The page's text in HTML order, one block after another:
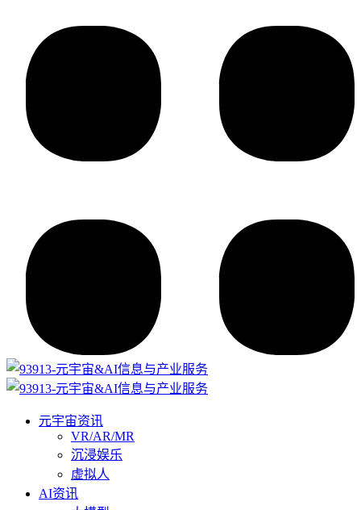
元宇宙资讯
VR/AR/MR
沉浸娱乐
虚拟人
AI资讯